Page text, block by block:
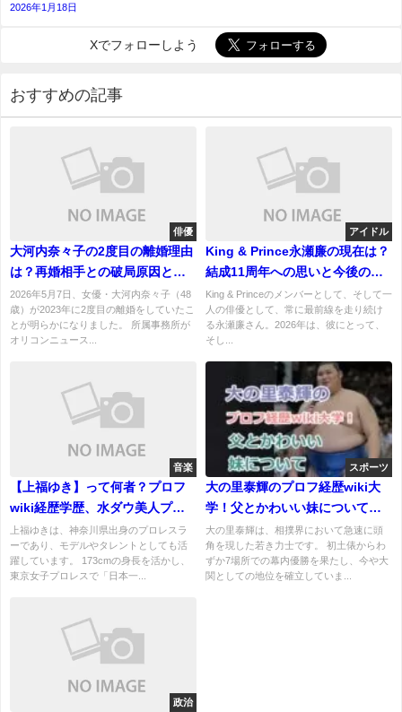
2026年1月18日
Xでフォローしよう
おすすめの記事
俳優
大河内奈々子の2度目の離婚理由
は？再婚相手との破局原因と現
在の交際相手を徹底調査！
2026年5月7日、女優・大河内奈々子（48
歳）が2023年に2度目の離婚をしていたこ
とが明らかになりました。 所属事務所が
オリコンニュース...
アイドル
King & Prince永瀬廉の現在は？
結成11周年への思いと今後の活
動
King & Princeのメンバーとして、そして一
人の俳優として、常に最前線を走り続け
る永瀬廉さん。2026年は、彼にとって、
そし...
音楽
【上福ゆき】って何者？プロフ
wiki経歴学歴、水ダウ美人プロ
レスラー！彼氏はいる？
上福ゆきは、神奈川県出身のプロレスラ
ーであり、モデルやタレントとしても活
躍しています。 173cmの身長を活かし、
東京女子プロレスで「日本一...
スポーツ
大の里泰輝のプロフ経歴wiki大
学！父とかわいい妹についての
話題も紹介！
大の里泰輝は、相撲界において急速に頭
角を現した若き力士です。 初土俵からわ
ずか7場所での幕内優勝を果たし、今や大
関としての地位を確立していま...
政治